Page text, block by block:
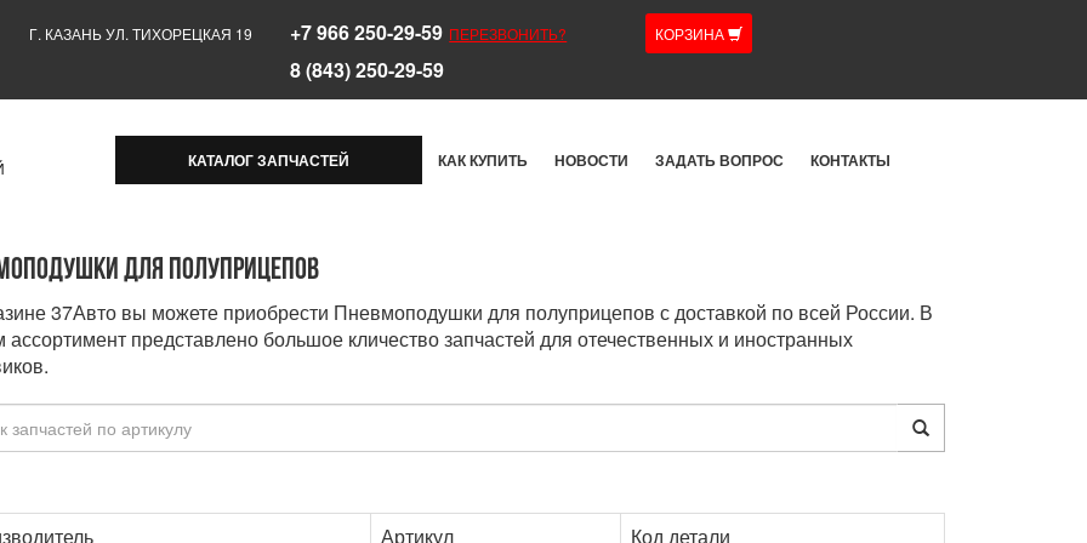
Г. КАЗАНЬ УЛ. ТИХОРЕЦКАЯ 19
+7 966 250-29-59
8 (843) 250-29-59
ПЕРЕЗВОНИТЬ? КОРЗИНА
КАТАЛОГ ЗАПЧАСТЕЙ КАК КУПИТЬ НОВОСТИ ЗАДАТЬ ВОПРОС КОНТАКТЫ
для полуприцепов
37Авто вы можете приобрести Пневмоподушки для полуприцепов с доставкой по всей России. В
представлено большое кличество запчастей для отечественных и иностранных
Артикул Код детали